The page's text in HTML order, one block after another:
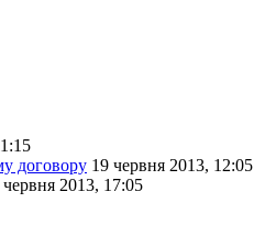
договору 19 червня 2013, 12:05
червня 2013, 17:05